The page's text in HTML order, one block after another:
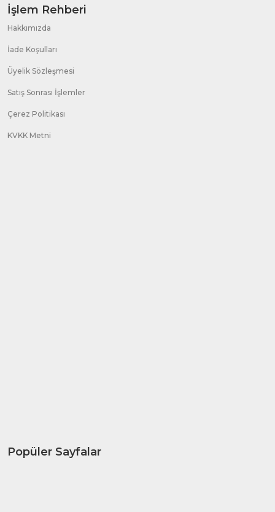
İşlem Rehberi
Hakkımızda
İade Koşulları
Üyelik Sözleşmesi
Satış Sonrası İşlemler
Çerez Politikası
KVKK Metni
Popüler Sayfalar